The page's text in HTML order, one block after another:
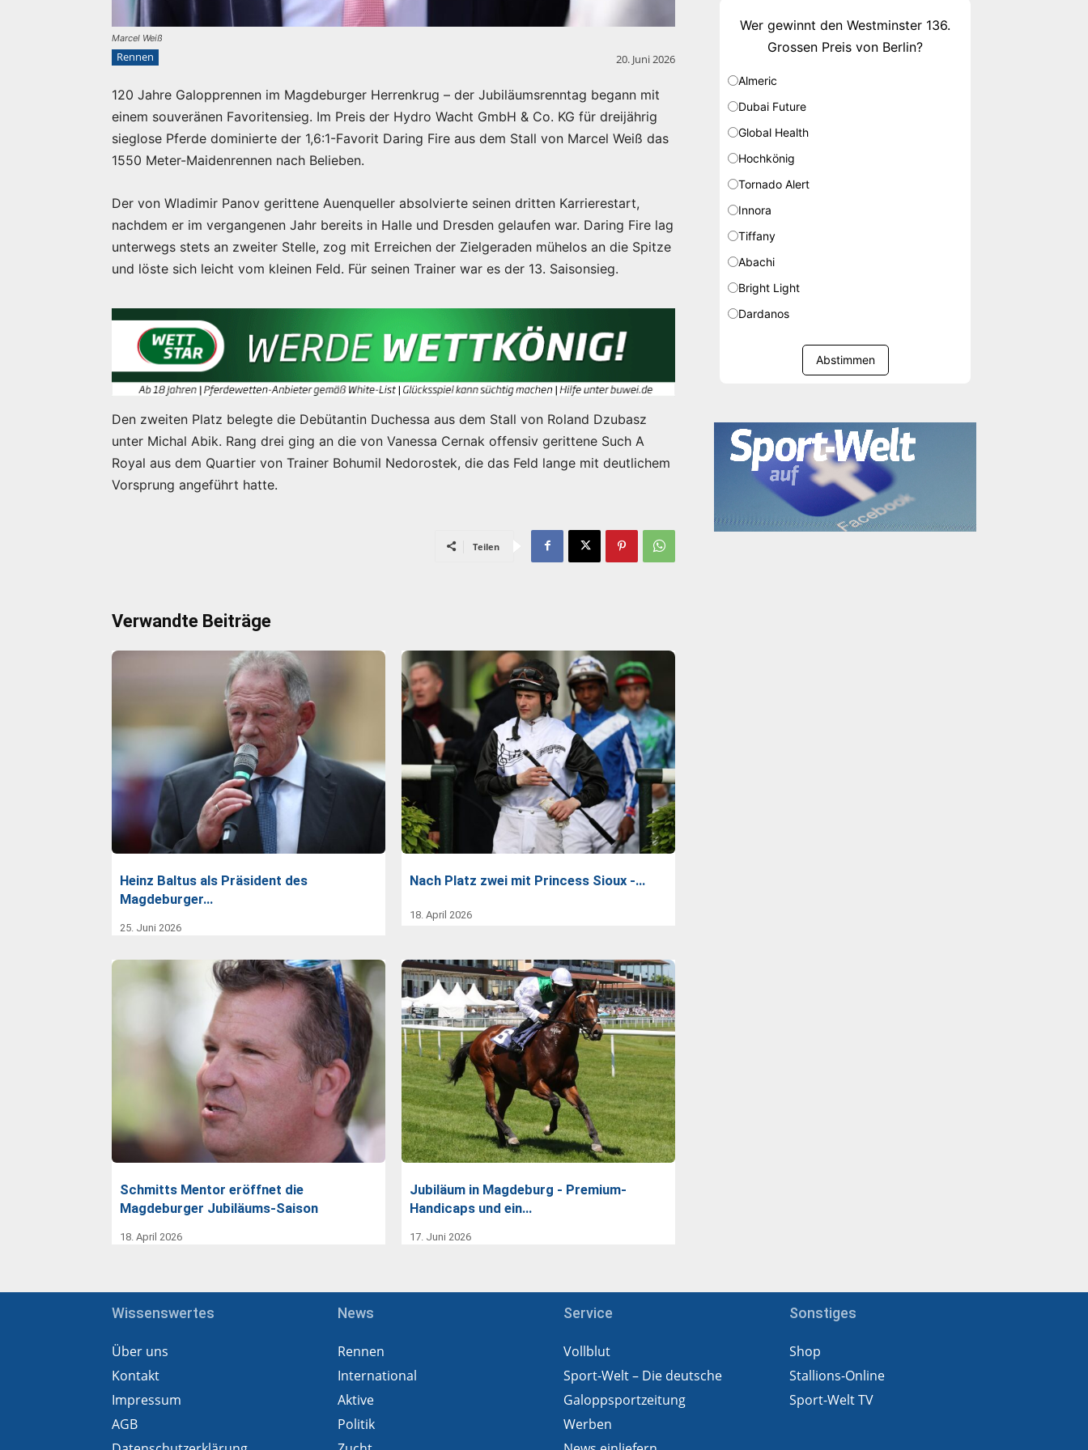
Marcel Weiß
Rennen 20. Juni 2026
120 Jahre Galopprennen im Magdeburger Herrenkrug – der Jubiläumsrenntag begann mit
einem souveränen Favoritensieg. Im Preis der Hydro Wacht GmbH & Co. KG für dreijährig
sieglose Pferde dominierte der 1,6:1-Favorit Daring Fire aus dem Stall von Marcel Weiß das
1550 Meter-Maidenrennen nach Belieben.
Der von Wladimir Panov gerittene Auenqueller absolvierte seinen dritten Karrierestart,
nachdem er im vergangenen Jahr bereits in Halle und Dresden gelaufen war. Daring Fire lag
unterwegs stets an zweiter Stelle, zog mit Erreichen der Zielgeraden mühelos an die Spitze
und löste sich leicht vom kleinen Feld. Für seinen Trainer war es der 13. Saisonsieg.
Den zweiten Platz belegte die Debütantin Duchessa aus dem Stall von Roland Dzubasz
unter Michal Abik. Rang drei ging an die von Vanessa Cernak offensiv gerittene Such A
Royal aus dem Quartier von Trainer Bohumil Nedorostek, die das Feld lange mit deutlichem
Vorsprung angeführt hatte.
Teilen
Verwandte Beiträge
Heinz Baltus als Präsident des
Magdeburger…
25. Juni 2026
Nach Platz zwei mit Princess Sioux -…
18. April 2026
Schmitts Mentor eröffnet die
Magdeburger Jubiläums-Saison
18. April 2026
Jubiläum in Magdeburg - Premium-
Handicaps und ein…
17. Juni 2026
Wer gewinnt den Westminster 136.
Grossen Preis von Berlin?
Almeric
Dubai Future
Global Health
Hochkönig
Tornado Alert
Innora
Tiffany
Abachi
Bright Light
Dardanos
Abstimmen
Wissenswertes
Über uns
Kontakt
Impressum
AGB
News
Rennen
International
Aktive
Politik
Service
Vollblut
Sport-Welt – Die deutsche
Galoppsportzeitung
Werben
Sonstiges
Shop
Stallions-Online
Sport-Welt TV